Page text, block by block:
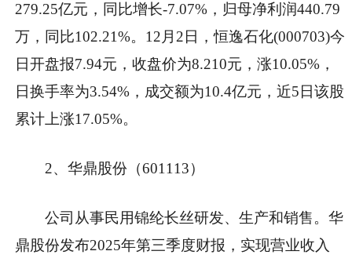
279.25亿元，同比增长-7.07%，归母净利润440.79
万，同比102.21%。12月2日，恒逸石化(000703)今
日开盘报7.94元，收盘价为8.210元，涨10.05%，
日换手率为3.54%，成交额为10.4亿元，近5日该股
累计上涨17.05%。
2、华鼎股份（601113）
公司从事民用锦纶长丝研发、生产和销售。华
鼎股份发布2025年第三季度财报，实现营业收入